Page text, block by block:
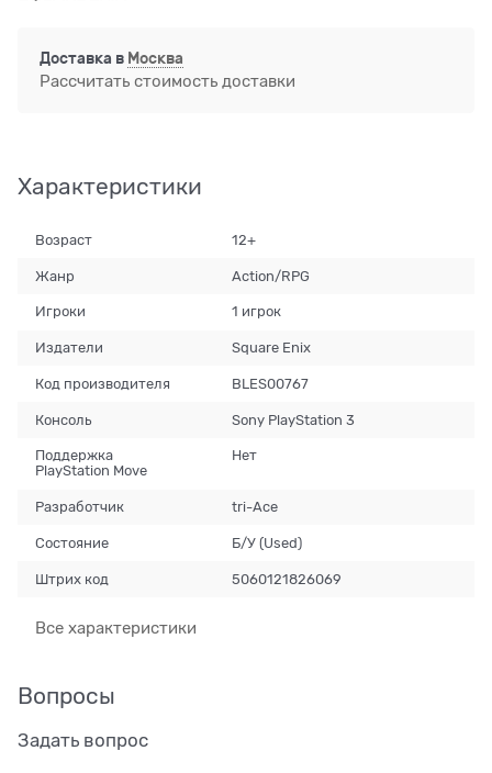
Доставка в Москва
Рассчитать стоимость доставки
Характеристики
Возраст 12+
Жанр Action/RPG
Игроки 1 игрок
Издатели Square Enix
Код производителя BLES00767
Консоль Sony PlayStation 3
Поддержка
PlayStation Move
Нет
Разработчик tri-Ace
Состояние Б/У (Used)
Штрих код 5060121826069
Все характеристики
Вопросы
Задать вопрос